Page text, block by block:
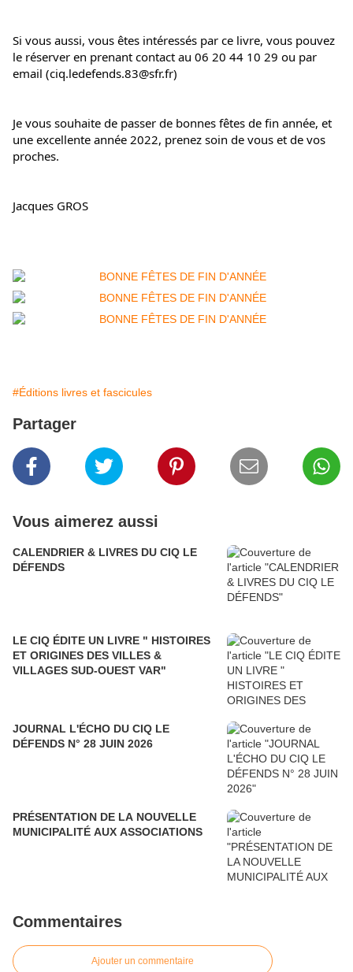
Si vous aussi, vous êtes intéressés par ce livre, vous pouvez
le réserver en prenant contact au 06 20 44 10 29 ou par
email (ciq.ledefends.83@sfr.fr)
Je vous souhaite de passer de bonnes fêtes de fin année, et
une excellente année 2022, prenez soin de vous et de vos
proches.
Jacques GROS
#Éditions livres et fascicules
Partager
Vous aimerez aussi
CALENDRIER & LIVRES DU CIQ LE
DÉFENDS
LE CIQ ÉDITE UN LIVRE " HISTOIRES
ET ORIGINES DES VILLES &
VILLAGES SUD-OUEST VAR"
JOURNAL L'ÉCHO DU CIQ LE
DÉFENDS N° 28 JUIN 2026
PRÉSENTATION DE LA NOUVELLE
MUNICIPALITÉ AUX ASSOCIATIONS
Commentaires
Ajouter un commentaire